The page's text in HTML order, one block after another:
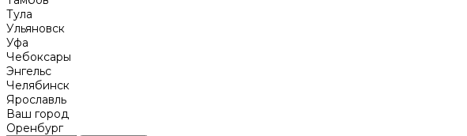
Тула
Ульяновск
Уфа
Чебоксары
Энгельс
Челябинск
Ярославль
Ваш город
Оренбург